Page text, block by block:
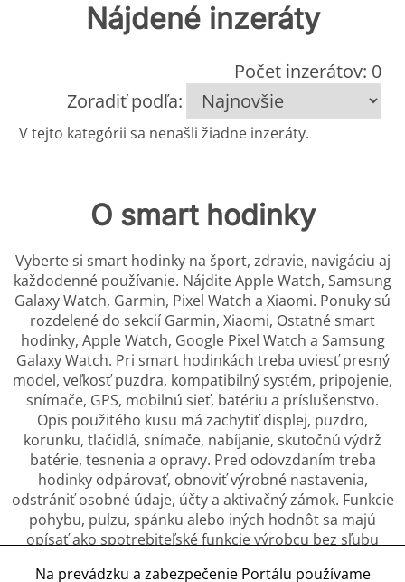
Nájdené inzeráty
Počet inzerátov: 0
Zoradiť podľa:
V tejto kategórii sa nenašli žiadne inzeráty.
O smart hodinky
Vyberte si smart hodinky na šport, zdravie, navigáciu aj
každodenné používanie. Nájdite Apple Watch, Samsung
Galaxy Watch, Garmin, Pixel Watch a Xiaomi. Ponuky sú
rozdelené do sekcií Garmin, Xiaomi, Ostatné smart
hodinky, Apple Watch, Google Pixel Watch a Samsung
Galaxy Watch. Pri smart hodinkách treba uviesť presný
model, veľkosť puzdra, kompatibilný systém, pripojenie,
snímače, GPS, mobilnú sieť, batériu a príslušenstvo.
Opis použitého kusu má zachytiť displej, puzdro,
korunku, tlačidlá, snímače, nabíjanie, skutočnú výdrž
batérie, tesnenia a opravy. Pred odovzdaním treba
hodinky odpárovať, obnoviť výrobné nastavenia,
odstrániť osobné údaje, účty a aktivačný zámok. Funkcie
pohybu, pulzu, spánku alebo iných hodnôt sa majú
opísať ako spotrebiteľské funkcie výrobcu bez sľubu
Na prevádzku a zabezpečenie Portálu používame